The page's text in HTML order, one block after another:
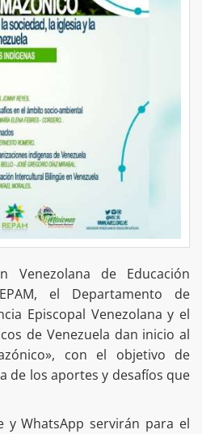
Venezolana de Educación
el Departamento de
Episcopal Venezolana y el
de Venezuela dan inicio al
con el objetivo de
de los aportes y desafíos que
y WhatsApp servirán para el